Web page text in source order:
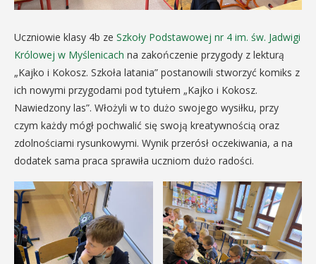
Uczniowie klasy 4b ze Szkoły Podstawowej nr 4 im. św. Jadwigi
Królowej w Myślenicach na zakończenie przygody z lekturą
„Kajko i Kokosz. Szkoła latania” postanowili stworzyć komiks z
ich nowymi przygodami pod tytułem „Kajko i Kokosz.
Nawiedzony las”. Włożyli w to dużo swojego wysiłku, przy
czym każdy mógł pochwalić się swoją kreatywnością oraz
zdolnościami rysunkowymi. Wynik przerósł oczekiwania, a na
dodatek sama praca sprawiła uczniom dużo radości.